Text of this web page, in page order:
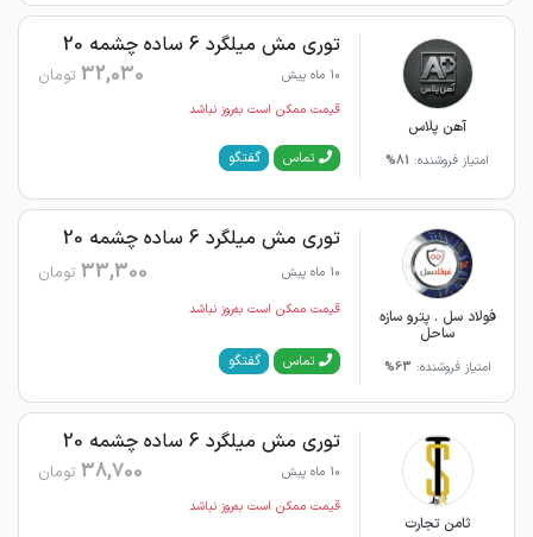
آهن پلاس
امتیاز فروشنده: 81%
توری مش میلگرد 6 ساده چشمه 20
10 ماه پیش 32,030 تومان
قیمت ممکن است به‌روز نباشد
تماس گفتگو
فولاد سل . پترو سازه
ساحل
امتیاز فروشنده: 63%
توری مش میلگرد 6 ساده چشمه 20
10 ماه پیش 33,300 تومان
قیمت ممکن است به‌روز نباشد
تماس گفتگو
ثامن تجارت
توری مش میلگرد 6 ساده چشمه 20
10 ماه پیش 38,700 تومان
قیمت ممکن است به‌روز نباشد